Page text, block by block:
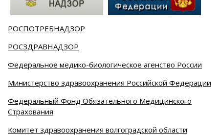
РОСПОТРЕБНАДЗОР
РОСЗДРАВНАДЗОР
Федеральное медико-биологическое агенство России
Министерство здравоохранения Российской Федерации
Федеральный Фонд Обязательного Медицинского
Страхования
Комитет здравоохранения волгоградской области